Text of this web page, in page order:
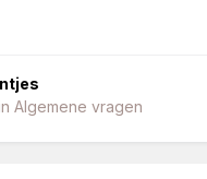
Algemene vragen